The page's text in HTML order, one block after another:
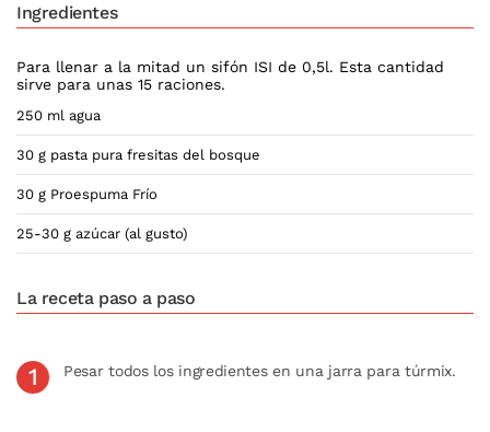
Ingredientes
Para llenar a la mitad un sifón ISI de 0,5l. Esta cantidad
sirve para unas 15 raciones.
250 ml agua
30 g pasta pura fresitas del bosque
30 g Proespuma Frío
25-30 g azúcar (al gusto)
La receta paso a paso
Pesar todos los ingredientes en una jarra para túrmix.